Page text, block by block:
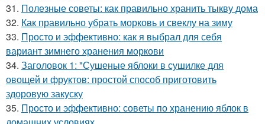
31. Полезные советы: как правильно хранить тыкву дома
32. Как правильно убрать морковь и свеклу на зиму
33. Просто и эффективно: как я выбрал для себя
вариант зимнего хранения моркови
34. Заголовок 1: "Сушеные яблоки в сушилке для
овощей и фруктов: простой способ приготовить
здоровую закуску
35. Просто и эффективно: советы по хранению яблок в